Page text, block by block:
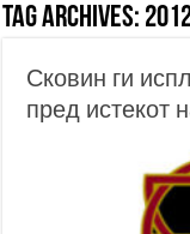
Tag Archives:
Сковин ги
пред истекот